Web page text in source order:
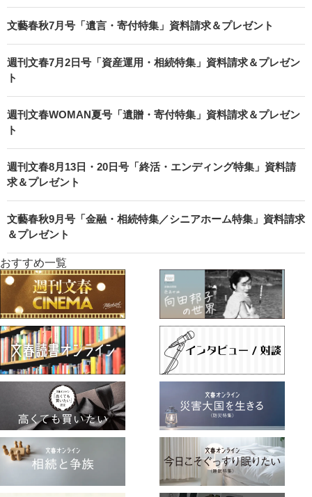
文藝春秋7月号「遺言・寄付特集」資料請求＆プレゼント
週刊文春7月2日号「資産運用・相続特集」資料請求＆プレゼン
ト
週刊文春WOMAN夏号「遺贈・寄付特集」資料請求＆プレゼン
ト
週刊文春8月13日・20日号「終活・エンディング特集」資料請
求＆プレゼント
文藝春秋9月号「金融・相続特集／シニアホーム特集」資料請求
＆プレゼント
おすすめ一覧